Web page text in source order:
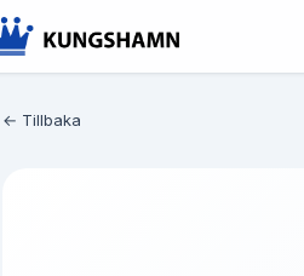
← Tillbaka